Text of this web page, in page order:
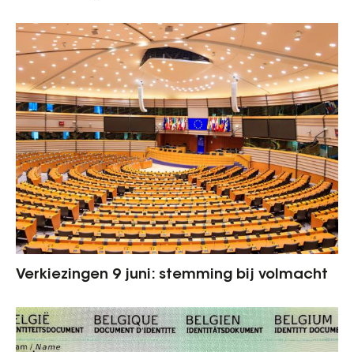
Verkiezingen 9 juni: stemming bij volmacht